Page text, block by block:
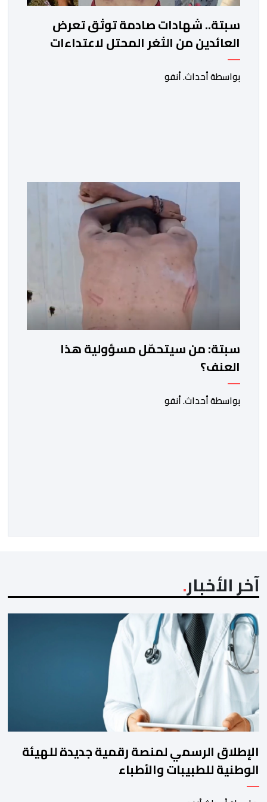
سبتة.. شهادات صادمة توثق تعرض
العائدين من الثغر المحتل لاعتداءات
جسيمة من قبل الحرس المدني
الاسباني
بواسطة أحداث. أنفو
سبتة: من سيتحمّل مسؤولية هذا
العنف؟
بواسطة أحداث. أنفو
آخر الأخبار
الإطلاق الرسمي لمنصة رقمية جديدة للهيئة
الوطنية للطبيبات والأطباء